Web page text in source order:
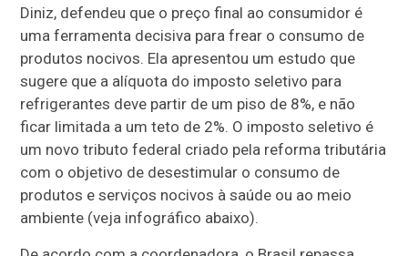
Diniz, defendeu que o preço final ao consumidor é
uma ferramenta decisiva para frear o consumo de
produtos nocivos. Ela apresentou um estudo que
sugere que a alíquota do imposto seletivo para
refrigerantes deve partir de um piso de 8%, e não
ficar limitada a um teto de 2%. O imposto seletivo é
um novo tributo federal criado pela reforma tributária
com o objetivo de desestimular o consumo de
produtos e serviços nocivos à saúde ou ao meio
ambiente (veja infográfico abaixo).